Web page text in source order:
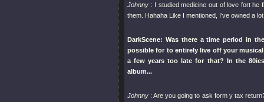
Johnny : I studied medicine out of love fort he
them. Hahaha Like I mentioned, I’ve owned a
DarkScene: Was there a time period in
possible for to entirely live off your
a few years too late for that? In the
album...
Johnny : Are you going to ask form y tax